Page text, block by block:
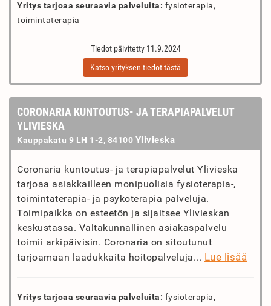
Yritys tarjoaa seuraavia palveluita: fysioterapia,
toimintaterapia
Tiedot päivitetty 11.9.2024
Katso yrityksen tiedot tästä
CORONARIA KUNTOUTUS- JA TERAPIAPALVELUT
YLIVIESKA
Kauppakatu 9 LH 1-2, 84100 Ylivieska
Coronaria kuntoutus- ja terapiapalvelut Ylivieska
tarjoaa asiakkailleen monipuolisia fysioterapia-,
toimintaterapia- ja psykoterapia palveluja.
Toimipaikka on esteetön ja sijaitsee Ylivieskan
keskustassa. Valtakunnallinen asiakaspalvelu
toimii arkipäivisin. Coronaria on sitoutunut
tarjoamaan laadukkaita hoitopalveluja... Lue lisää
Yritys tarjoaa seuraavia palveluita: fysioterapia,